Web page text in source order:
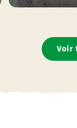
Voir